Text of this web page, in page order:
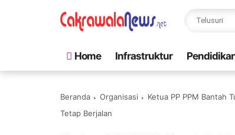
Home Infrastruktur
Beranda Organisasi
Ketua PP PPM Bantah
Tetap Berjalan